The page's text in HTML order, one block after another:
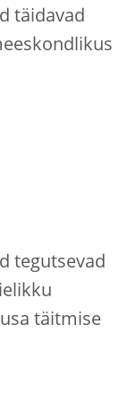
täidavad
tegutsevad
täitmise